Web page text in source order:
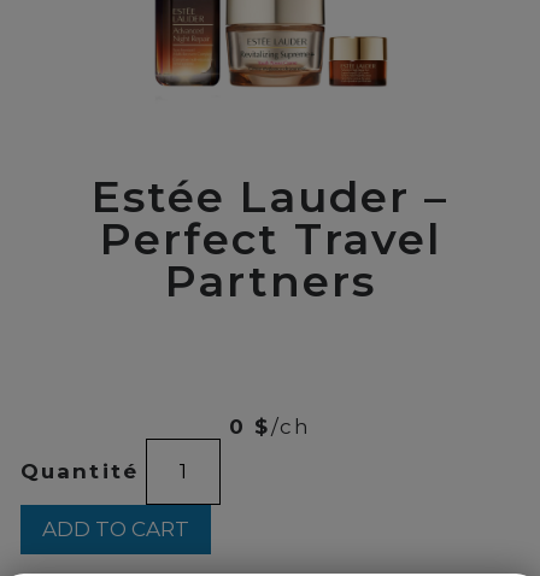
Estée Lauder –
Perfect Travel
Partners
0 $ /ch
Quantité
Estée
Lauder
Perfect
Travel
Partners
ADD TO CART